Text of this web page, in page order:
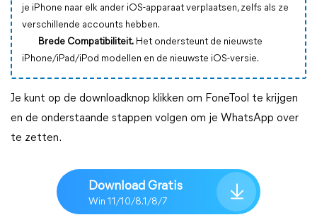
je iPhone naar elk ander iOS-apparaat verplaatsen, zelfs als ze
verschillende accounts hebben.
Brede Compatibiliteit. Het ondersteunt de nieuwste
iPhone/iPad/iPod modellen en de nieuwste iOS-versie.
Je kunt op de downloadknop klikken om FoneTool te krijgen
en de onderstaande stappen volgen om je WhatsApp over
te zetten.
Download Gratis
Win 11/10/8.1/8/7